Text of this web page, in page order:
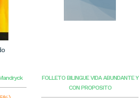
FOLLETO BILINGUE VIDA ABUNDANTE Y
CON PROPOSITO